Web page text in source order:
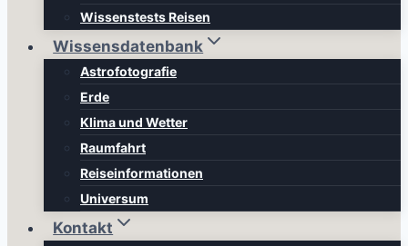
Wissenstests Reisen
Wissensdatenbank
Astrofotografie
Erde
Klima und Wetter
Raumfahrt
Reiseinformationen
Universum
Kontakt